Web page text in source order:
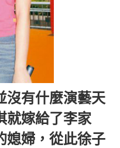
沒有什麼演藝天
就嫁給了李家
媳婦，從此徐子